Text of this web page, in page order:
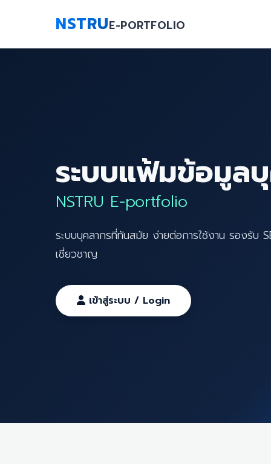
NSTRUE-PORTFOLIO
ระบบแฟ้มข้อมูล
NSTRU E-portfolio
ระบบบุคลากรที่ทันสมัย ง่ายต่อการใช้งาน รองรับ
เชี่ยวชาญ
เข้าสู่ระบบ / Login